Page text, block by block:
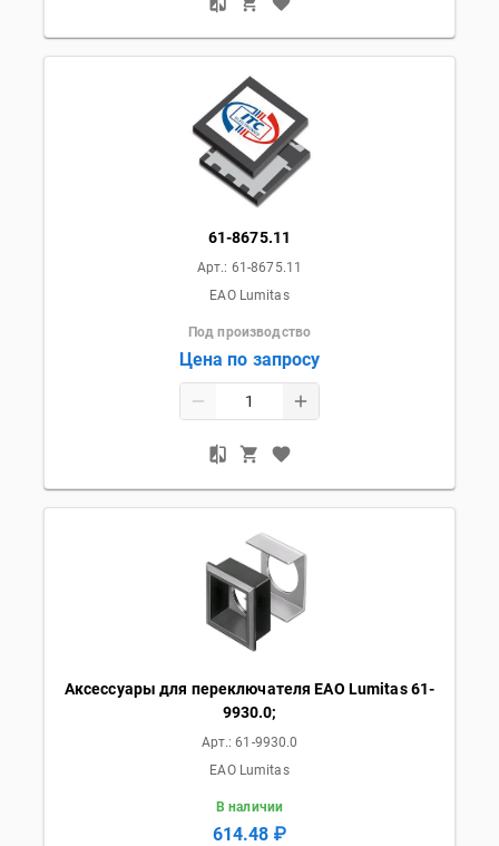
61-8675.11
Арт.: 61-8675.11
EAO Lumitas
Под производство
Цена по запросу
Аксессуары для переключателя EAO Lumitas 61-
9930.0;
Арт.:61-9930.0
EAO Lumitas
В наличии
614.48 ₽